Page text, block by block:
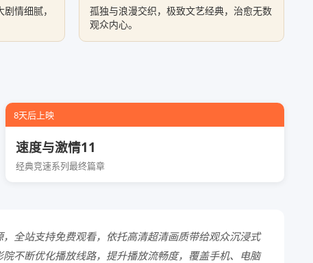
情细腻，
孤独与浪漫交织，极致文艺经典，治愈无数
观众内心。
8天后上映
速度与激情11
经典竞速系列最终篇章
全站支持免费观看，依托高清超清画质带给观众沉浸式
不断优化播放线路，提升播放流畅度，覆盖手机、电脑